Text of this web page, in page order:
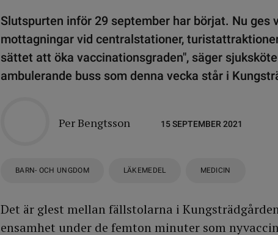
Slutspurten inför 29 september har börjat. Nu ges
mottagningar vid centralstationer,
sättet att öka vaccinationsgraden", säger
ambulerande buss som denna vecka står i
Per Bengtsson 15 SEPTEMBER 2021
BARN- OCH UNGDOM LÄKEMEDEL MEDICIN
Det är glest mellan fällstolarna i
ensamhet under de femton minuter som